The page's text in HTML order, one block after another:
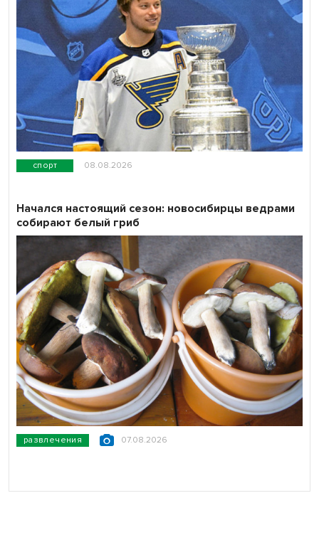
спорт 08.08.2026
развлечения 07.08.2026
Начался настоящий сезон: новосибирцы ведрами
собирают белый гриб